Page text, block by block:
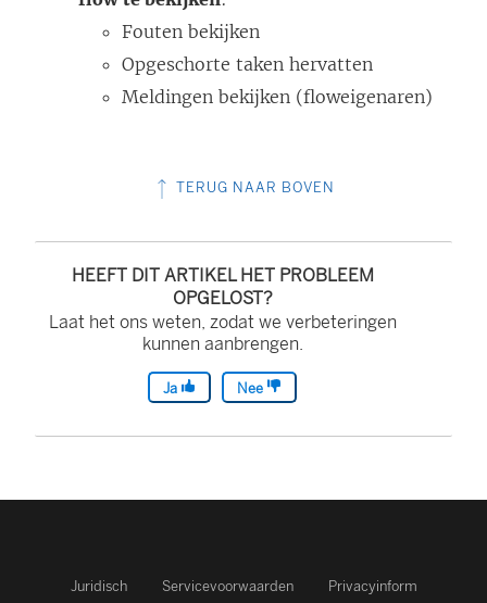
Fouten bekijken
Opgeschorte taken hervatten
Meldingen bekijken (floweigenaren)
TERUG NAAR BOVEN
HEEFT DIT ARTIKEL HET PROBLEEM
OPGELOST?
Laat het ons weten, zodat we verbeteringen
kunnen aanbrengen.
Ja Nee
Juridisch Servicevoorwaarden Privacyinform